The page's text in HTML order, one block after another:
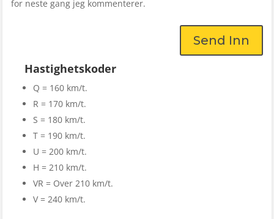
for neste gang jeg kommenterer.
Send Inn
Hastighetskoder
Q = 160 km/t.
R = 170 km/t.
S = 180 km/t.
T = 190 km/t.
U = 200 km/t.
H = 210 km/t.
VR = Over 210 km/t.
V = 240 km/t.